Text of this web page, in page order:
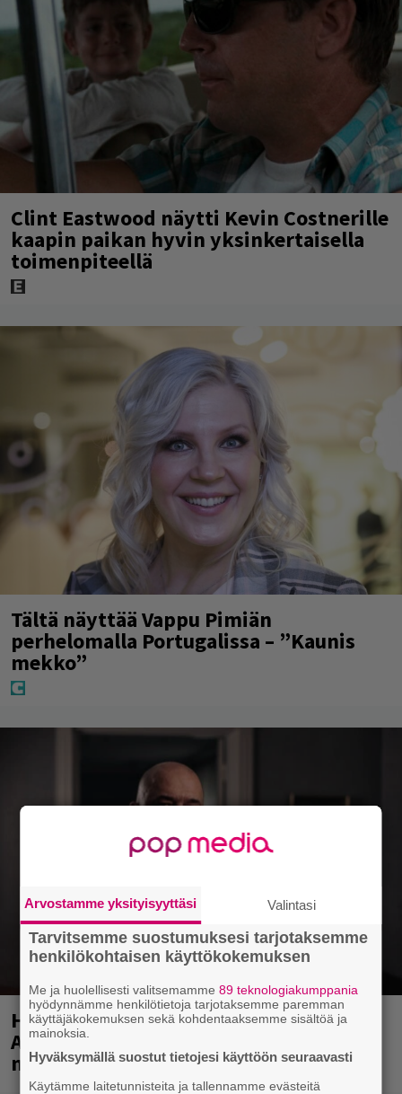
Clint Eastwood näytti Kevin Costnerille
kaapin paikan hyvin yksinkertaisella
toimenpiteellä
Tältä näyttää Vappu Pimiän
perhelomalla Portugalissa – ”Kaunis
mekko”
Huomenna se ilmestyy – CMX:stä tutun
A.W. Yrjänän uutuusalbumi om
mammuttimainen kokonaisuus
Arvostamme yksityisyyttäsi Valintasi
Tarvitsemme suostumuksesi tarjotaksemme
henkilökohtaisen käyttökokemuksen
Me ja huolellisesti valitsemamme89 teknologiakumppania
hyödynnämme henkilötietoja tarjotaksemme paremman
käyttäjäkokemuksen sekä kohdentaaksemme sisältöä ja
mainoksia.
Hyväksymällä suostut tietojesi käyttöön seuraavasti
Käytämme laitetunnisteita ja tallennamme evästeitä